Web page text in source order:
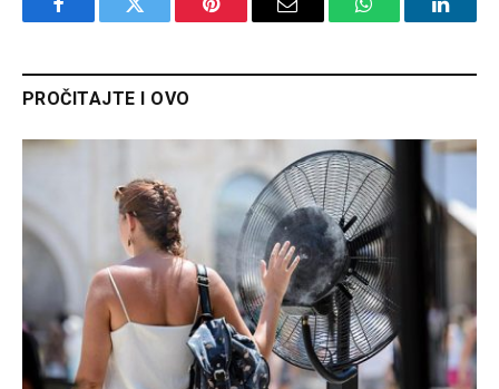
FacebookTwitter Pinterest Email WhatsApp
PROČITAJTE I OVO